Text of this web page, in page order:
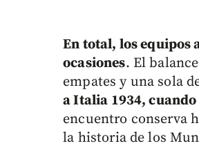
En total, los
ocasiones. El
empates y una sola
a Italia 1934,
encuentro conserva
la historia de los